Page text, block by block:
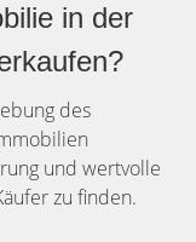
in der
des
und wertvolle
zu finden.